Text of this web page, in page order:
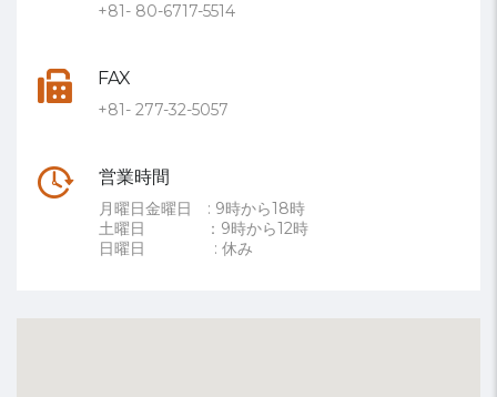
+81- 80-6717-5514
FAX
+81- 277-32-5057
営業時間
月曜日金曜日 : 9時から18時
土曜日 ：9時から12時
日曜日 : 休み